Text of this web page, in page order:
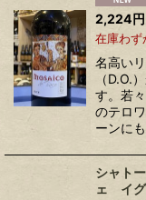
2,224円
在庫わず
名高い
（D.O.
す。若
のテロ
ーンに
シャト
ェ イ